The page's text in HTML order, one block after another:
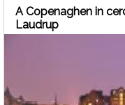
A Copenaghen in
Laudrup